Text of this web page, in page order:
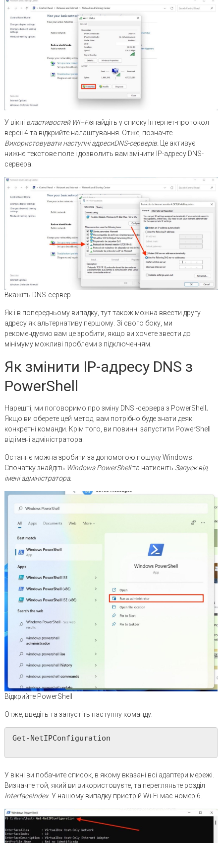
У вікні властивостей Wi–Fiзнайдіть у списку Інтернет-протокол
версії 4 та відкрийте налаштування. Отже, позначте
Використовувати наступні адресиDNS-серверів.
Це активує
нижнє текстове поле і дозволить вам змінити IP-адресу DNS-
сервера.
Вкажіть DNS-сервер
Як і в попередньому випадку, тут також можна ввести другу
адресу як альтернативу першому. Зі свого боку, ми
рекомендуємо вам це зробити, якщо ви хочете звести до
мінімуму можливі проблеми з підключенням.
Як змінити IP-адресу DNS з
PowerShell
Нарешті, ми поговоримо про зміну DNS -сервера з PowerShell.
Якщо ви оберете цей метод, вам потрібно буде знати деякі
конкретні команди. Крім того, ви повинні запустити PowerShell
від імені адміністратора.
Останнє можна зробити за допомогою пошуку Windows.
Спочатку знайдіть Windows PowerShellта натисніть Запуск від
імені адміністратора.
Відкрийте PowerShell
Отже, введіть та запустіть наступну команду:
Get-NetIPConfiguration
У вікні ви побачите список, в якому вказані всі адаптери мережі.
Визначте той, який ви використовуєте, та перегляньте розділ
InterfaceIndex.У нашому випадку пристрій Wi-Fi має номер 6.